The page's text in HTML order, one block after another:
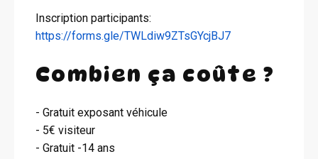
Inscription participants:
https://forms.gle/TWLdiw9ZTsGYcjBJ7
Combien ça coûte ?
- Gratuit exposant véhicule
- 5€ visiteur
- Gratuit -14 ans